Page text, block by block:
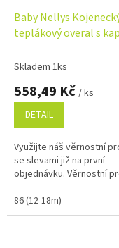
Baby Nellys
teplákový overal s
Skladem 1ks
558,49 Kč / ks
DETAIL
Využijte náš věrnostní
se slevami již na první
objednávku. Věrnostní
86 (12-18m)